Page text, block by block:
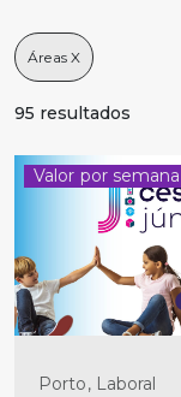
95 resultados
Valor por semana
Porto, Laboral